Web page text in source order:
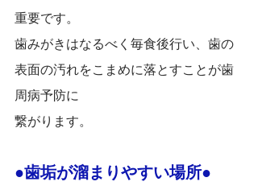
重要です。
歯みがきはなるべく毎食後行い、歯の
表面の汚れをこまめに落とすことが歯
周病予防に
繋がります。
●歯垢が溜まりやすい場所●